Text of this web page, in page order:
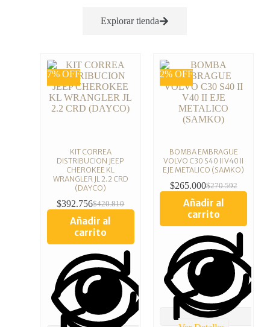
Explorar tienda
7% OFF
KIT CORREA
DISTRIBUCION JEEP
CHEROKEE KL
WRANGLER JL 2.2 CRD
(DAYCO)
$420.810
$392.756
Añadir al
carrito
2% OFF
BOMBA EMBRAGUE
VOLVO C30 S40 II V40 II
EJE METALICO (SAMKO)
$270.592
$265.000
Añadir al
carrito